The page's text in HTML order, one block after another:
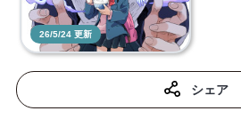
26/5/24 更新
シェア